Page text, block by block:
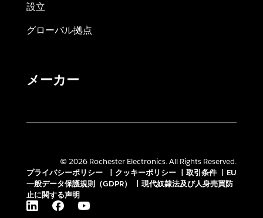
設立
グローバル拠点
メーカー
© 2026 Rochester Electronics. All Rights Reserved.
プライバシーポリシー
クッキーポリシー 取引条件
EU
一般データ保護規則（GDPR）
現代奴隷法及び人身売買防
止に関する声明